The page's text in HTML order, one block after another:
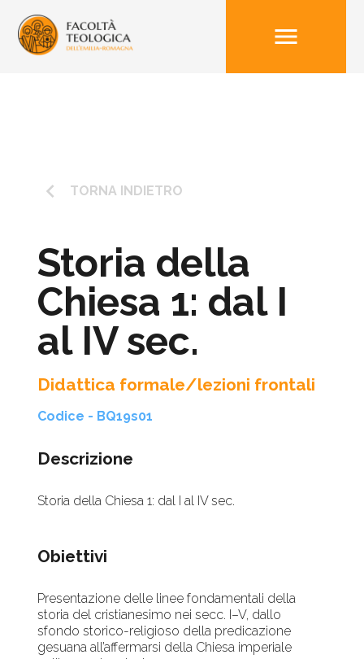
menu
keyboard_arrow_left TORNA INDIETRO
Storia della
Chiesa 1: dal I
al IV sec.
Didattica formale/lezioni frontali
Codice - BQ19s01
Descrizione
Storia della Chiesa 1: dal I al IV sec.
Obiettivi
Presentazione delle linee fondamentali della
storia del cristianesimo nei secc. I–V, dallo
sfondo storico-religioso della predicazione
gesuana all’affermarsi della Chiesa imperiale